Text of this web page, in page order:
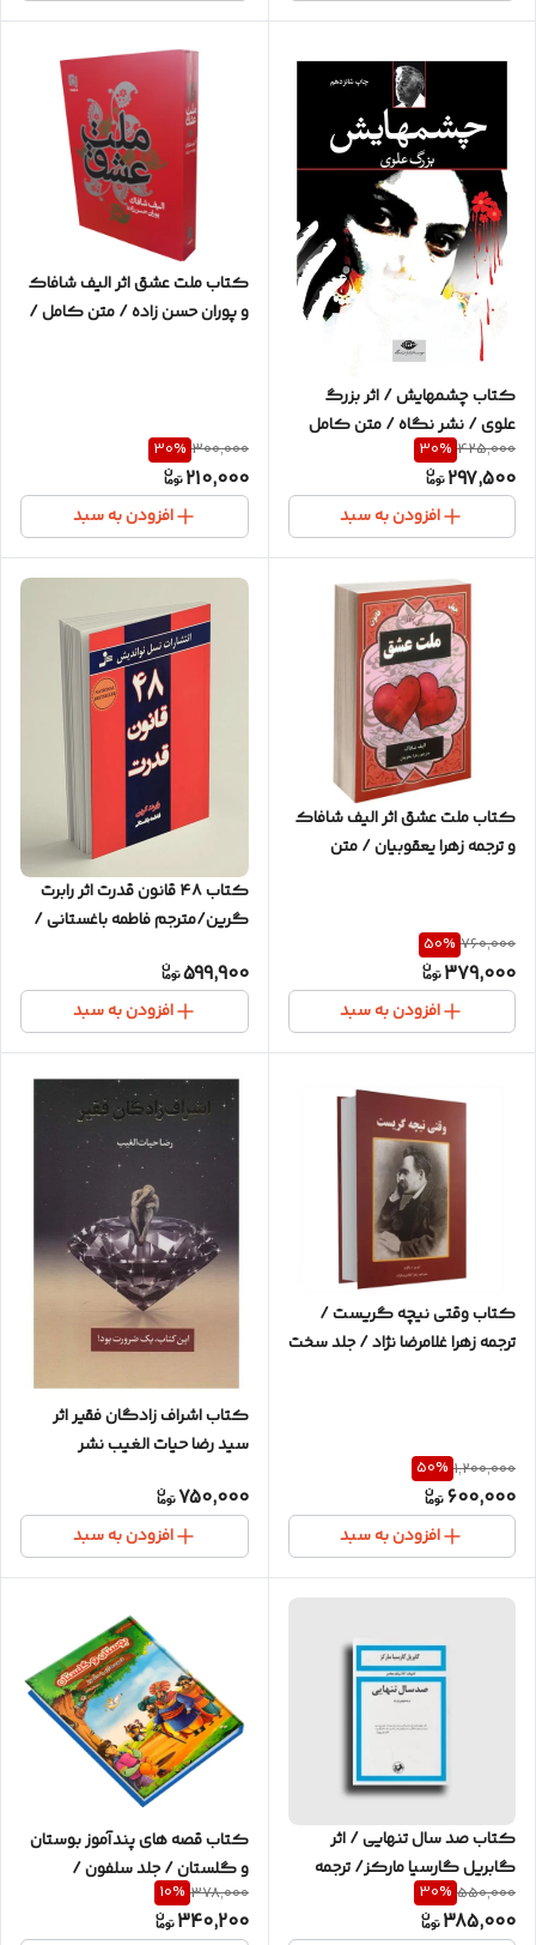
کتاب چشمهایش / اثر بزرگ
علوی / نشر نگاه / متن کامل
425,000
30%
297,500
افزودن به سبد
کتاب ملت عشق اثر الیف شافاک
و پوران حسن زاده / متن کامل /
300,000
30%
210,000
افزودن به سبد
کتاب ملت عشق اثر الیف شافاک
و ترجمه زهرا یعقوبیان / متن
760,000
50%
379,000
افزودن به سبد
کتاب ۴۸ قانون قدرت اثر رابرت
گرین/مترجم فاطمه باغستانی /
کامل / کاغذ بالکی
599,900
افزودن به سبد
کتاب وقتی نیچه گریست /
ترجمه زهرا غلامرضا نژاد / جلد سخت
1,200,000
50%
600,000
افزودن به سبد
کتاب اشراف زادگان فقیر اثر
سید رضا حیات الغیب نشر
750,000
افزودن به سبد
کتاب صد سال تنهایی / اثر
گابریل گارسیا مارکز/ ترجمه
بهمن فرزانه
550,000
30%
385,000
کتاب قصه های پندآموز بوستان
و گلستان / جلد سلفون /
صفحات مصور رنگی / برای گروه
سنی کودک و نوجوان
378,000
10%
340,200